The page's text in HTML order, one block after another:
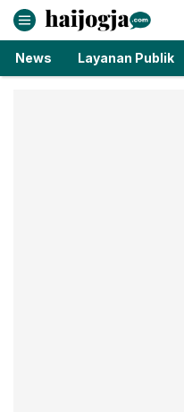
haijogja.com
Berita Jogja Terbaru
News Layanan Publik